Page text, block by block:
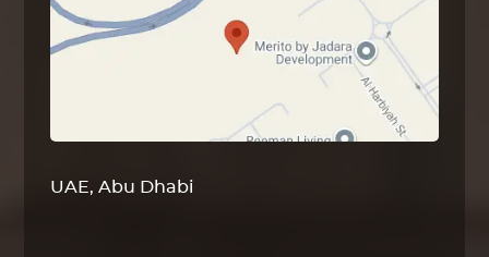
UAE, Abu Dhabi